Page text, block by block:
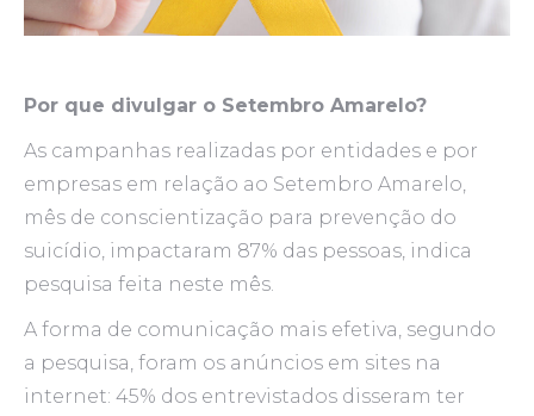
Por que divulgar o Setembro Amarelo?
As campanhas realizadas por entidades e por
empresas em relação ao Setembro Amarelo,
mês de conscientização para prevenção do
suicídio, impactaram 87% das pessoas, indica
pesquisa feita neste mês.
A forma de comunicação mais efetiva, segundo
a pesquisa, foram os anúncios em sites na
internet: 45% dos entrevistados disseram ter